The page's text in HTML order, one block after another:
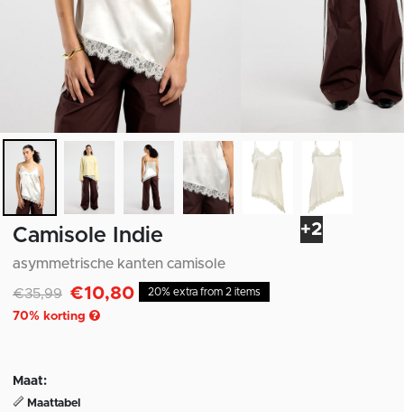
+2
Camisole Indie
asymmetrische kanten camisole
Afgeprijsd van
€35,99naar
€10,80
70% korting
20% extra from 2 items
Maat:
Maattabel